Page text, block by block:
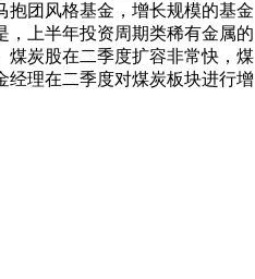
抱团风格基金，增长规模的基金
，上半年投资周期类稀有金属的
煤炭股在二季度扩容非常快，煤
经理在二季度对煤炭板块进行增